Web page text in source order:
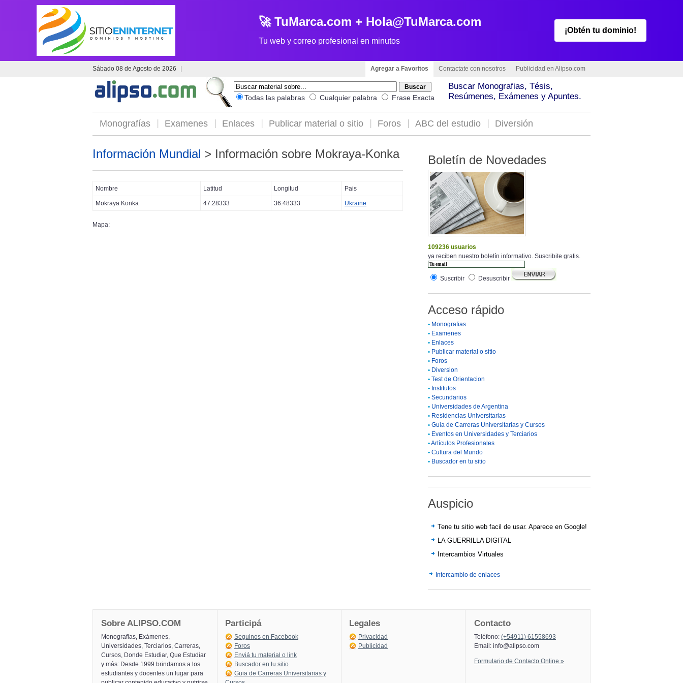
🚀 TuMarca.com + Hola@TuMarca.com
Tu web y correo profesional en minutos
¡Obtén tu dominio!
Sábado 08 de Agosto de 2026 Agregar a Favoritos Contactate con nosotros Publicidad en Alipso.com
Todas las palabras Cualquier palabra Frase Exacta
Buscar Monografias, Tésis,
Resúmenes, Exámenes y Apuntes.
Monografías Examenes Enlaces Publicar material o sitio Foros ABC del estudio Diversión
Información Mundial > Información sobre Mokraya-Konka
Nombre Latitud Longitud Pais
Mokraya Konka 47.28333 36.48333 Ukraine
Mapa:
Boletín de Novedades
109236 usuarios
ya reciben nuestro boletín informativo. Suscribite gratis.
Suscribir Desuscribir
Acceso rápido
• Monografias
• Examenes
• Enlaces
• Publicar material o sitio
• Foros
• Diversion
• Test de Orientacion
• Institutos
• Secundarios
• Universidades de Argentina
• Residencias Universitarias
• Guia de Carreras Universitarias y Cursos
• Eventos en Universidades y Terciarios
•Artículos Profesionales
• Cultura del Mundo
• Buscador en tu sitio
Auspicio
Tene tu sitio web facil de usar. Aparece en Google!
LA GUERRILLA DIGITAL
Intercambios Virtuales
Intercambio de enlaces
Sobre ALIPSO.COM
Monografias, Exámenes,
Universidades, Terciarios, Carreras,
Cursos, Donde Estudiar, Que Estudiar
y más: Desde 1999 brindamos a los
estudiantes y docentes un lugar para
Participá
Seguinos en Facebook
Foros
Enviá tu material o link
Buscador en tu sitio
Guia de Carreras Universitarias y
Legales
Privacidad
Publicidad
Contacto
Teléfono: (+54911) 61558693
Email: info@alipso.com
Formulario de Contacto Online »